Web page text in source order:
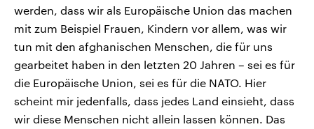
werden, dass wir als Europäische Union das machen
mit zum Beispiel Frauen, Kindern vor allem, was wir
tun mit den afghanischen Menschen, die für uns
gearbeitet haben in den letzten 20 Jahren – sei es für
die Europäische Union, sei es für die NATO. Hier
scheint mir jedenfalls, dass jedes Land einsieht, dass
wir diese Menschen nicht allein lassen können. Das